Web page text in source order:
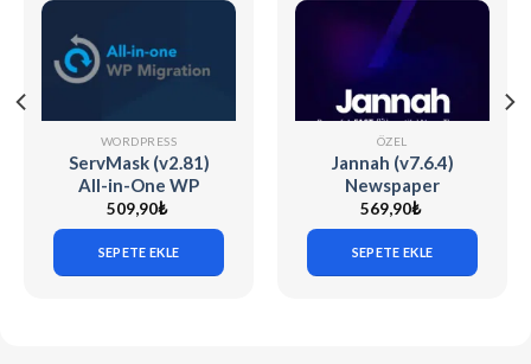
WORDPRESS
ServMask (v2.81)
All-in-One WP
Migration Unlimited
Extension
509,90₺
SEPETE EKLE
ÖZEL
Jannah (v7.6.4)
Newspaper
Magazine News
BuddyPress AMP
569,90₺
SEPETE EKLE